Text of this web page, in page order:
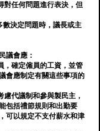
對任何問題進行表決，但
決定問題時，議長或主
議會應：
，確定​​僱員的工資，並管
會應制定有關這些事項的
代議制和參與製民主，
包括禮節規則和出勤要
可以規定不支付薪水和津